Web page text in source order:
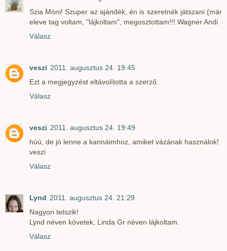
Szia Móni! Szuper az ajándék, én is szeretnék játszani (már
eleve tag voltam, "lájkoltam", megosztottam!!! Wagner Andi
Válasz
veszi 2011. augusztus 24. 19:45
Ezt a megjegyzést eltávolította a szerző.
Válasz
veszi 2011. augusztus 24. 19:49
húú, de jó lenne a kannáimhoz, amiket vázának használok!
veszi
Válasz
Lynd 2011. augusztus 24. 21:29
Nagyon tetszik!
Lynd néven követek, Linda Gr néven lájkoltam.
Válasz